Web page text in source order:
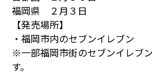
福岡県 ２月３日
【発売場所】
・福岡市内のセブンイレブン
※一部福岡市街のセブンイレブ
す。